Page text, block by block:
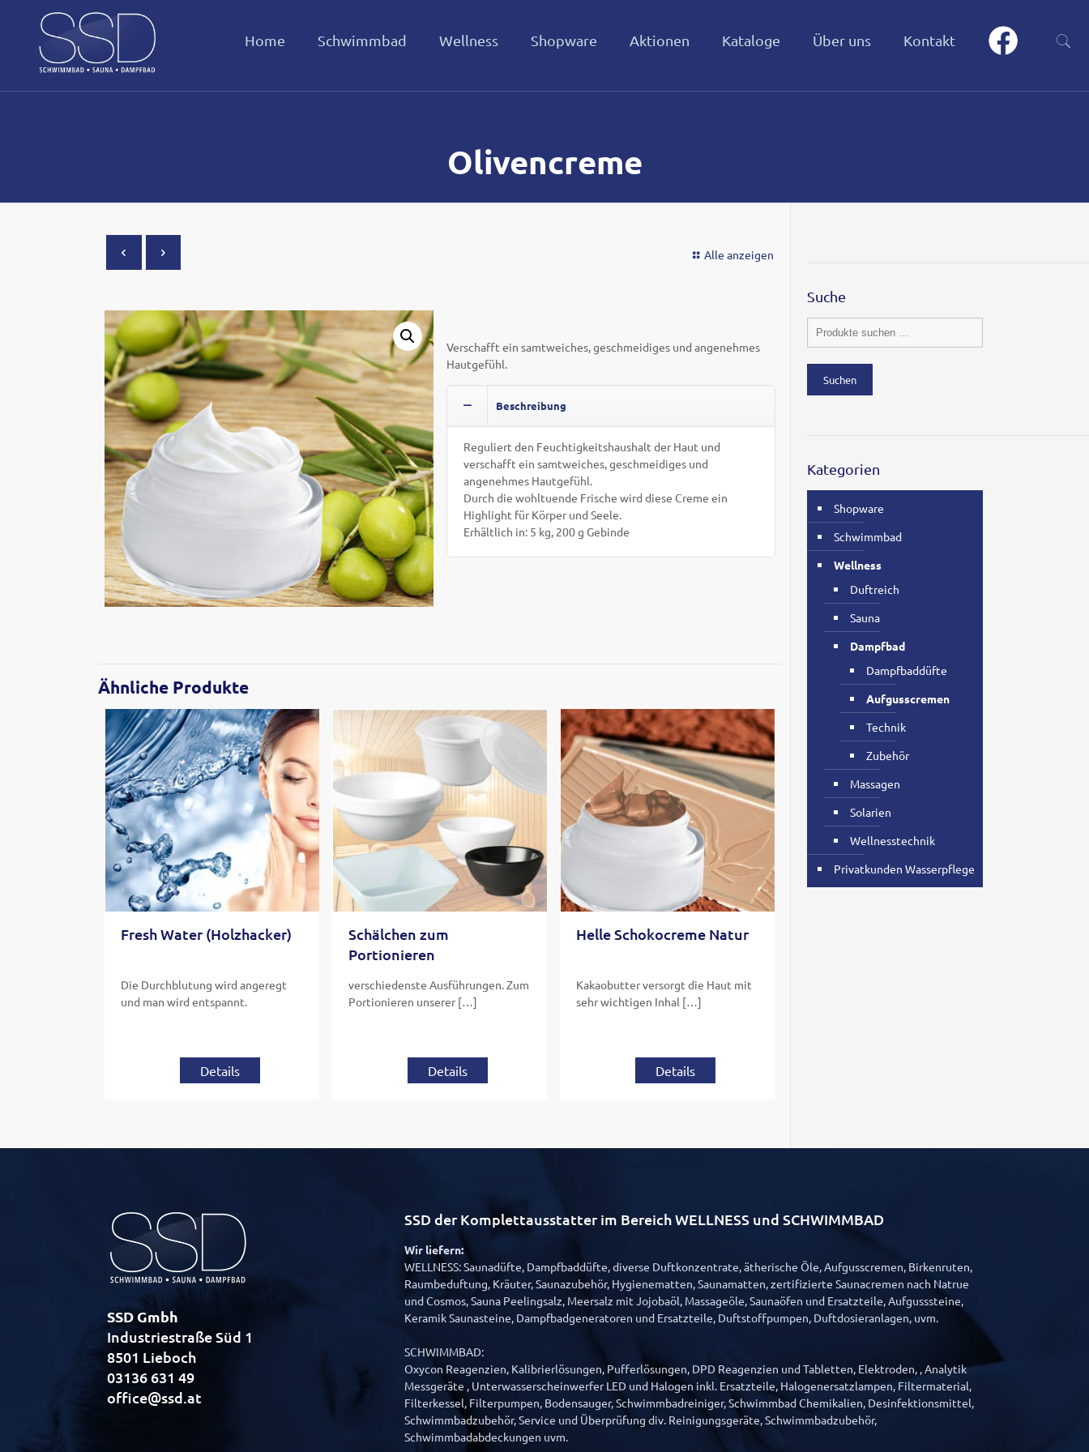
Home Schwimmbad Wellness Shopware Aktionen Kataloge Über uns Kontakt
Olivencreme
Alle anzeigen
Verschafft ein samtweiches, geschmeidiges und angenehmes
Hautgefühl.
Beschreibung
Reguliert den Feuchtigkeitshaushalt der Haut und
verschafft ein samtweiches, geschmeidiges und
angenehmes Hautgefühl.
Durch die wohltuende Frische wird diese Creme ein
Highlight für Körper und Seele.
Erhältlich in: 5 kg, 200 g Gebinde
Ähnliche Produkte
Fresh Water (Holzhacker)
Die Durchblutung wird angeregt
und man wird entspannt.
Details
Schälchen zum
Portionieren
verschiedenste Ausführungen. Zum
Portionieren unserer […]
Details
Helle Schokocreme Natur
Kakaobutter versorgt die Haut mit
sehr wichtigen Inhal […]
Details
Suche
Suchen
Kategorien
Shopware
Schwimmbad
Wellness
Duftreich
Sauna
Dampfbad
Dampfbaddüfte
Aufgusscremen
Technik
Zubehör
Massagen
Solarien
Wellnesstechnik
Privatkunden Wasserpflege
SSD Gmbh
Industriestraße Süd 1
8501 Lieboch
03136 631 49
office@ssd.at
SSD der Komplettausstatter im Bereich WELLNESS und SCHWIMMBAD
Wir liefern:
WELLNESS: Saunadüfte, Dampfbaddüfte, diverse Duftkonzentrate, ätherische Öle, Aufgusscremen, Birkenruten,
Raumbeduftung, Kräuter, Saunazubehör, Hygienematten, Saunamatten, zertifizierte Saunacremen nach Natrue
und Cosmos, Sauna Peelingsalz, Meersalz mit Jojobaöl, Massageöle, Saunaöfen und Ersatzteile, Aufgusssteine,
Keramik Saunasteine, Dampfbadgeneratoren und Ersatzteile, Duftstoffpumpen, Duftdosieranlagen, uvm.
SCHWIMMBAD:
Oxycon Reagenzien, Kalibrierlösungen, Pufferlösungen, DPD Reagenzien und Tabletten, Elektroden, , Analytik
Messgeräte , Unterwasserscheinwerfer LED und Halogen inkl. Ersatzteile, Halogenersatzlampen, Filtermaterial,
Filterkessel, Filterpumpen, Bodensauger, Schwimmbadreiniger, Schwimmbad Chemikalien, Desinfektionsmittel,
Schwimmbadzubehör, Service und Überprüfung div. Reinigungsgeräte, Schwimmbadzubehör,
Schwimmbadabdeckungen uvm.